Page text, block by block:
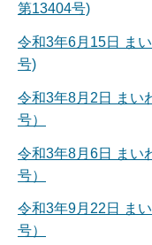
第13404号)
令和3年6月15日 ま
号)
令和3年8月2日 まい
号）
令和3年8月6日 まい
号）
令和3年9月22日 ま
号）